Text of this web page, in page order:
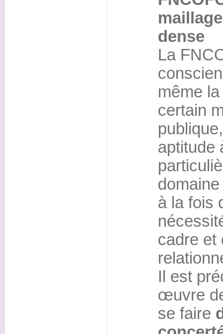
dense
La
même
certain
aptitude
à la fois
cadre et
Il est
œuvre
se faire